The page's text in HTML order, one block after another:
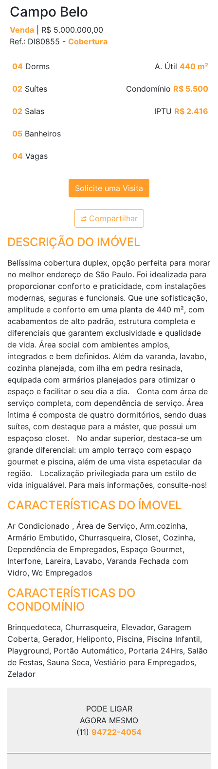
Campo Belo
Venda | R$ 5.000.000,00
Ref.: DI80855 - Cobertura
04 Dorms
02 Suítes
02 Salas
05 Banheiros
04 Vagas
A. Útil 440 m²
Condomínio R$ 5.500
IPTU R$ 2.416
Solicite uma Visita
Compartilhar
PODE LIGAR
AGORA MESMO
(11) 94722-4054
DESCRIÇÃO DO IMÓVEL
Belíssima cobertura duplex, opção perfeita para morar
no melhor endereço de São Paulo. Foi idealizada para
proporcionar conforto e praticidade, com instalações
modernas, seguras e funcionais. Que une sofisticação,
amplitude e conforto em uma planta de 440 m², com
acabamentos de alto padrão, estrutura completa e
diferenciais que garantem exclusividade e qualidade
de vida. Área social com ambientes amplos,
integrados e bem definidos. Além da varanda, lavabo,
cozinha planejada, com ilha em pedra resinada,
equipada com armários planejados para otimizar o
espaço e facilitar o seu dia a dia. Conta com área de
serviço completa, com dependência de serviço. Área
íntima é composta de quatro dormitórios, sendo duas
suítes, com destaque para a máster, que possui um
espaçoso closet. No andar superior, destaca-se um
grande diferencial: um amplo terraço com espaço
gourmet e piscina, além de uma vista espetacular da
região. Localização privilegiada para um estilo de
vida inigualável. Para mais informações, consulte-nos!
CARACTERÍSTICAS DO ÍMOVEL
Ar Condicionado , Área de Serviço, Arm.cozinha,
Armário Embutido, Churrasqueira, Closet, Cozinha,
Dependência de Empregados, Espaço Gourmet,
Interfone, Lareira, Lavabo, Varanda Fechada com
Vidro, Wc Empregados
CARACTERÍSTICAS DO
CONDOMÍNIO
Brinquedoteca, Churrasqueira, Elevador, Garagem
Coberta, Gerador, Heliponto, Piscina, Piscina Infantil,
Playground, Portão Automático, Portaria 24Hrs, Salão
de Festas, Sauna Seca, Vestiário para Empregados,
Zelador